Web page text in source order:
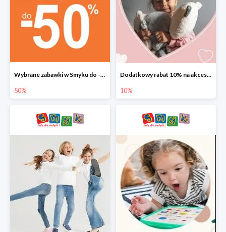
Wybrane zabawki w Smyku do -50%
50%
Dodatkowy rabat 10% na akcesoria dziecięce
10%